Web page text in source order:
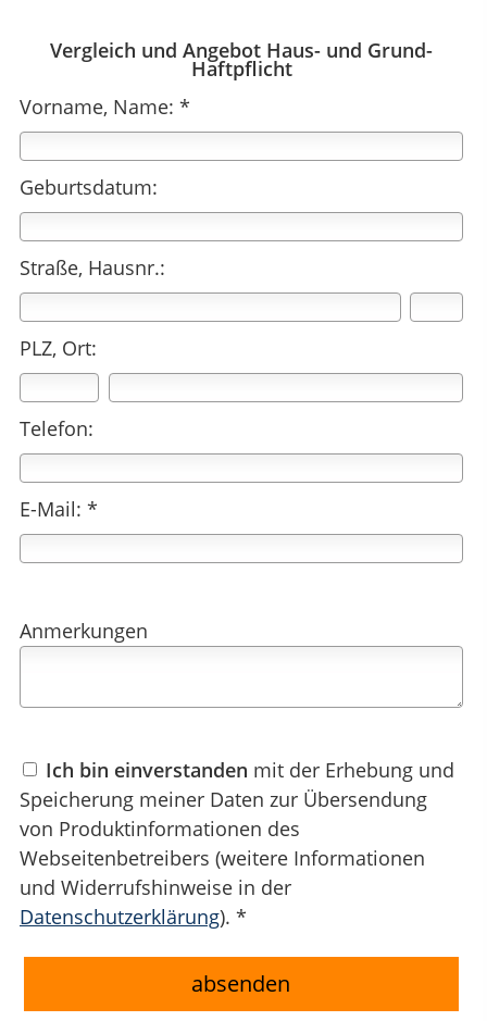
Vergleich und Angebot Haus- und Grund-
Haftpflicht
Vorname, Name: *
Geburtsdatum:
Straße, Hausnr.:
PLZ, Ort:
Telefon:
E-Mail: *
Anmerkungen
Ich bin einverstanden mit der Erhebung und
Speicherung meiner Daten zur Übersendung
von Produktinformationen des
Webseitenbetreibers (weitere Informationen
und Widerrufshinweise in der
Datenschutzerklärung). *
absenden